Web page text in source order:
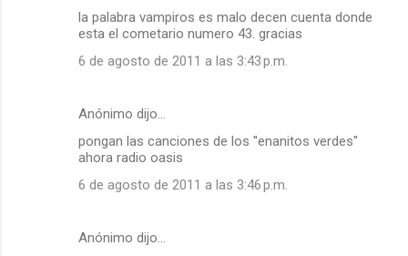
la palabra vampiros es malo decen cuenta donde
esta el cometario numero 43. gracias
6 de agosto de 2011 a las 3:43 p.m.
Anónimo dijo…
pongan las canciones de los ''enanitos verdes''
ahora radio oasis
6 de agosto de 2011 a las 3:46 p.m.
Anónimo dijo…